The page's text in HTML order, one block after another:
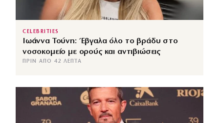
CELEBRITIES
Ιωάννα Τούνη: Έβγαλα όλο το βράδυ στο
νοσοκομείο με ορούς και αντιβιώσεις
ΠΡΙΝ ΑΠΌ 42 ΛΕΠΤΆ